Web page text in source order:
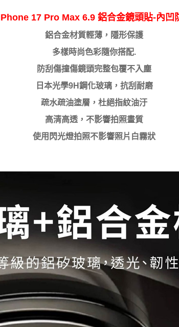
17 Pro Max 6.9 鋁合金鏡頭貼-內凹
鋁合金材質輕薄，隱形保護
多樣時尚色彩隨你搭配.
防刮傷撞傷鏡頭完整包覆不入塵
日本光學9H鋼化玻璃，抗刮耐磨
疏水疏油塗層，杜絕指紋油汙
高清高透，不影響拍照畫質
使用閃光燈拍照不影響照片白霧狀